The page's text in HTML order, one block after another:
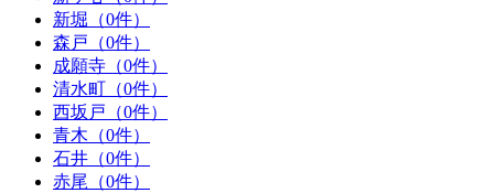
新堀（0件）
森戸（0件）
成願寺（0件）
清水町（0件）
西坂戸（0件）
青木（0件）
石井（0件）
赤尾（0件）